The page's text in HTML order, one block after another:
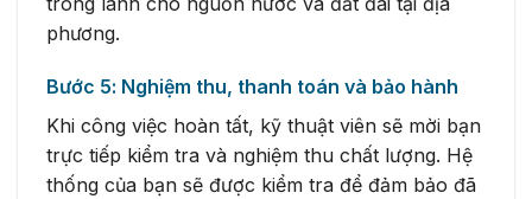
phương.
Bước 5: Nghiệm thu, thanh toán và bảo hành
Khi công việc hoàn tất, kỹ thuật viên sẽ mời bạn
trực tiếp kiểm tra và nghiệm thu chất lượng. Hệ
thống của bạn sẽ được kiểm tra để đảm bảo đã